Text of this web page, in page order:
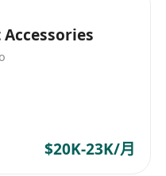
$20K-23K/月